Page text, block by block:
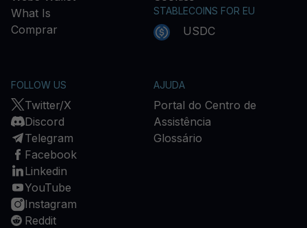
What Is
Comprar
STABLECOINS FOR EU
USDC
FOLLOW US
Twitter/X
Discord
Telegram
Facebook
Linkedin
YouTube
Instagram
Reddit
AJUDA
Portal do Centro de
Assistência
Glossário